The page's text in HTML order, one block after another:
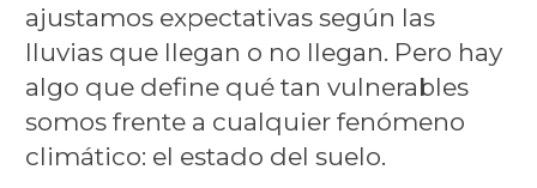
ajustamos expectativas según las
lluvias que llegan o no llegan. Pero hay
algo que define qué tan vulnerables
somos frente a cualquier fenómeno
climático: el estado del suelo.